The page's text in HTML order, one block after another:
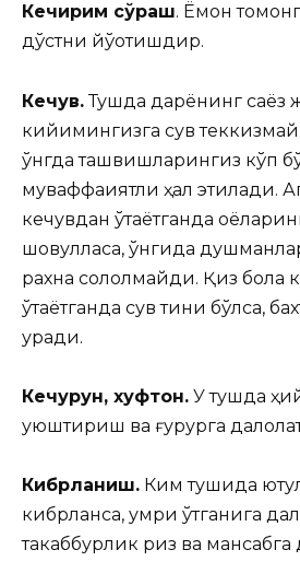
Кечирим сўраш. Ёмон
дўстни йўқотишдир.
Кечув.Тушда дарёнинг саёз
кийимингизга сув теккизмай
ўнгда ташвишларингиз кўп
муваффақиятли ҳал этилади.
кечувдан ўтаётганда
шовулласа, ўнгида
рахна сололмайди. Қиз бола
ўтаётганда сув тиниқ бўлса,
қуради.
Кечқурун, хуфтон. У тушда
уюштириш ва ғурурга
Кибрланиш. Ким тушида
кибрланса, умри ўтганига
такаббурлик ризқ ва